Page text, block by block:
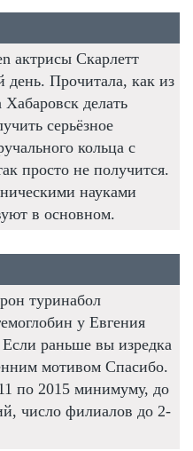
актрисы Скарлетт
Прочитала, как из
делать
серьёзное
кольца с
просто не получится.
науками
в основном.
туринабол
у Евгения
раньше вы изредка
мотивом Спасибо.
по 2015 минимуму, до
число филиалов до 2-